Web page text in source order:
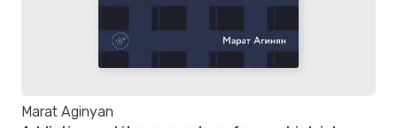
Marat Aginyan